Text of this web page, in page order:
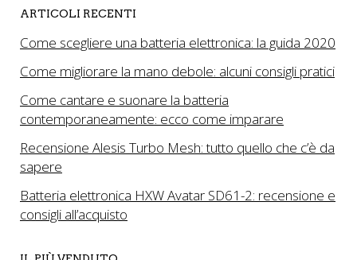
ARTICOLI RECENTI
Come scegliere una batteria elettronica: la guida 2020
Come migliorare la mano debole: alcuni consigli pratici
Come cantare e suonare la batteria
contemporaneamente: ecco come imparare
Recensione Alesis Turbo Mesh: tutto quello che c’è da
sapere
Batteria elettronica HXW Avatar SD61-2: recensione e
consigli all’acquisto